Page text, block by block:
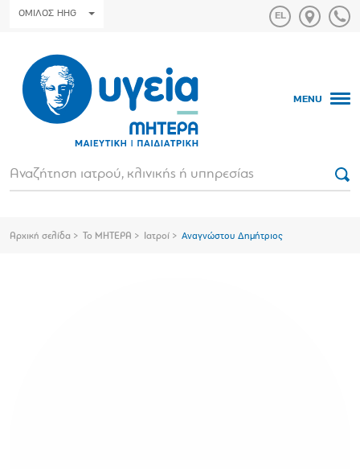
ΟΜΙΛΟΣ HHG
MENU
Αρχική σελίδα Το ΜΗΤΕΡΑ Ιατροί Αναγνώστου Δημήτριος